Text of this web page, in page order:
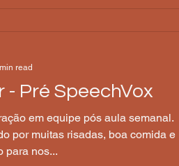
- Pré SpeechVox
em equipe pós aula semanal.
por muitas risadas, boa comida e
para nos...
read